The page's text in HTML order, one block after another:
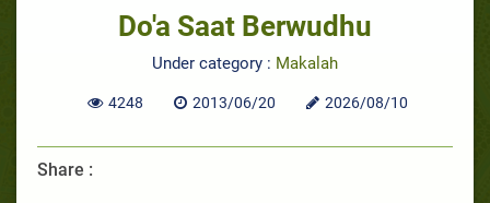
Do'a Saat Berwudhu
Under category : Makalah
4248 2013/06/20 2026/08/10
Share :